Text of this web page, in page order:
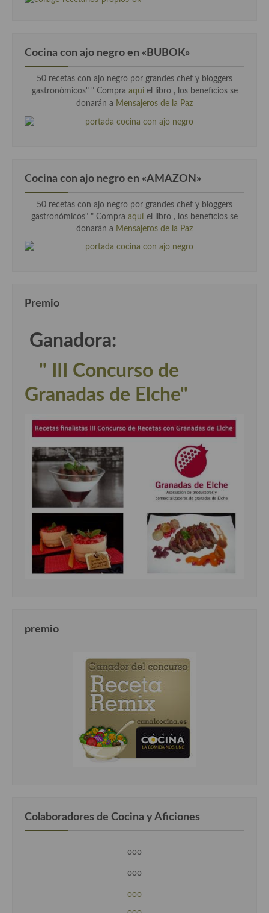
Cocina con ajo negro en «BUBOK»
50 recetas con ajo negro por grandes chef y bloggers
gastronómicos" " Compra aqui el libro , los beneficios se
donarán a Mensajeros de la Paz
Cocina con ajo negro en «AMAZON»
50 recetas con ajo negro por grandes chef y bloggers
gastronómicos" " Compra aquí el libro , los beneficios se
donarán a Mensajeros de la Paz
Premio
Ganadora:
" III Concurso de
Granadas de Elche"
premio
Colaboradores de Cocina y Aficiones
ooo
ooo
ooo